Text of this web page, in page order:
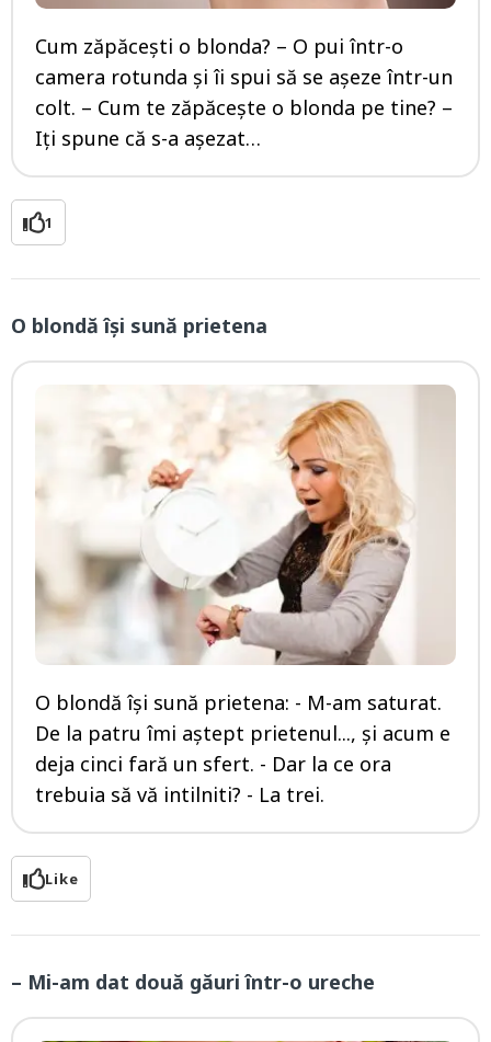
Cum zăpăcești o blonda? – O pui într-o
camera rotunda și îi spui să se așeze într-un
colt. – Cum te zăpăcește o blonda pe tine? –
Iți spune că s-a așezat…
1
O blondă își sună prietena
O blondă își sună prietena: - M-am saturat.
De la patru îmi aștept prietenul..., și acum e
deja cinci fară un sfert. - Dar la ce ora
trebuia să vă intilniti? - La trei.
Like
– Mi-am dat două găuri într-o ureche